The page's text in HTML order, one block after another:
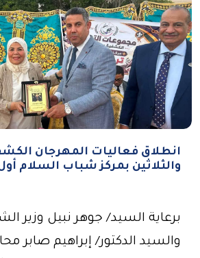
انطلاق فعاليات المهرجان
والثلاثين بمركز شباب السلام
برعاية السيد/ جوهر نبيل وزير
والسيد الدكتور/ إبراهيم صابر